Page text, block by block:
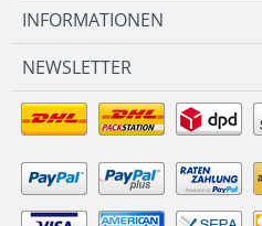
INFORMATIONEN
NEWSLETTER